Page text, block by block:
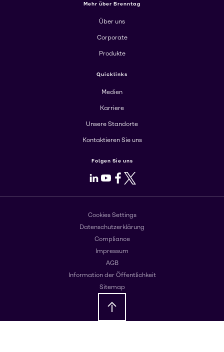
Mehr über Brenntag
Über uns
Corporate
Produkte
Quicklinks
Medien
Karriere
Unsere Standorte
Kontaktieren Sie uns
Folgen Sie uns
LinkedIn
Youtube
Facebook
X
Cookies Settings
Datenschutzerklärung
Compliance
Impressum
AGB
Information der Öffentlichkeit
Sitemap